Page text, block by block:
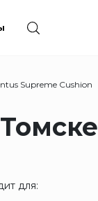
Supreme Cushion
для: